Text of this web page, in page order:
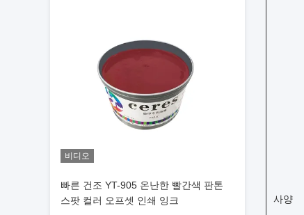
비디오
빠른 건조 YT-905 온난한 빨간색 판톤
스팟 컬러 오프셋 인쇄 잉크
사양